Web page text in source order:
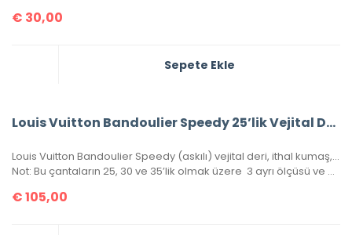
€ 30,00
Sepete Ekle
Louis Vuitton Bandoulier Speedy 25’lik Vejital Deri
Louis Vuitton Bandoulier Speedy (askılı) vejital deri, ithal kumaş, simetrik kesim, ithal aksesuar, seri numaralı, kutulu, toz torbalı, sertifikalı.
Not: Bu çantaların 25, 30 ve 35’lik olmak üzere 3 ayrı ölçüsü ve 3 ayrı rengi vardır. Resimde gördüğünüz ürün 25’lik olan modelidir. Sitemizde Louis Vuitton kategorisi içerisinde diğer ebatlarını da görebilirsiniz.
€105,00